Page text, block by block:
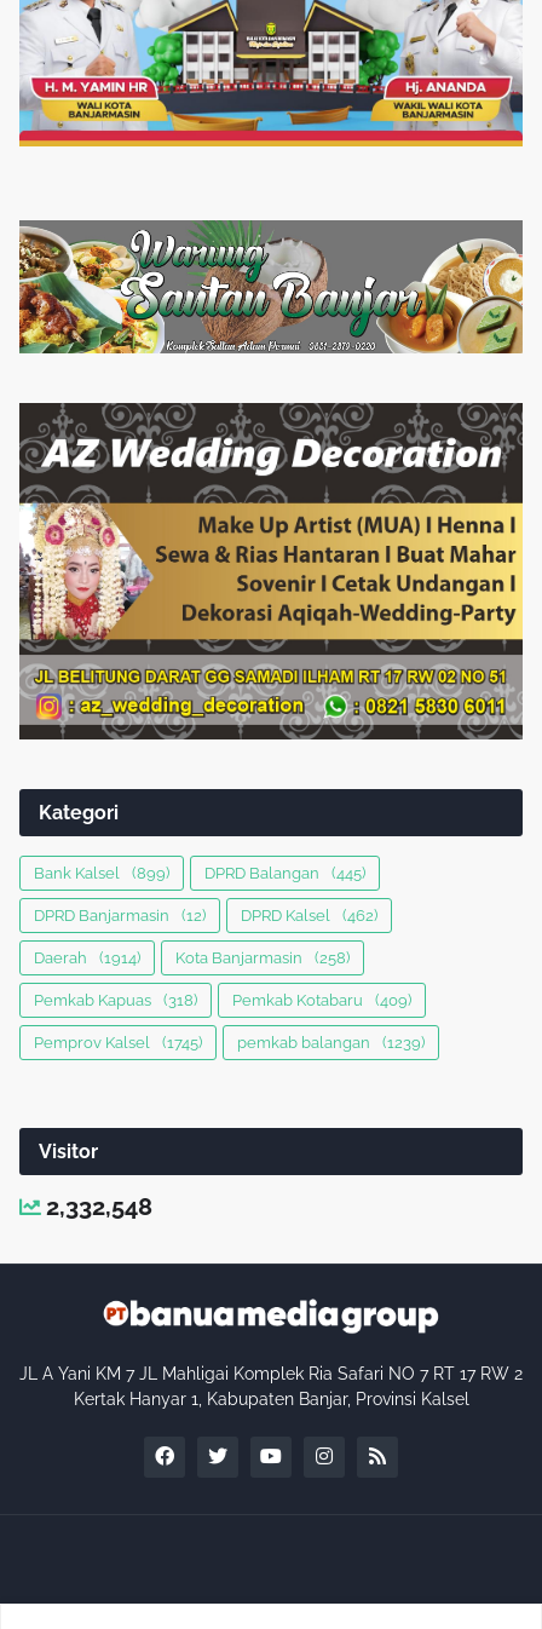
Kategori
Bank Kalsel (899) DPRD Balangan (445)
DPRD Banjarmasin (12) DPRD Kalsel (462)
Daerah (1914) Kota Banjarmasin (258)
Pemkab Kapuas (318) Pemkab Kotabaru (409)
Pemprov Kalsel (1745) pemkab balangan (1239)
Visitor
2,332,548
JL A Yani KM 7 JL Mahligai Komplek Ria Safari NO 7 RT 17 RW 2
Kertak Hanyar 1, Kabupaten Banjar, Provinsi Kalsel